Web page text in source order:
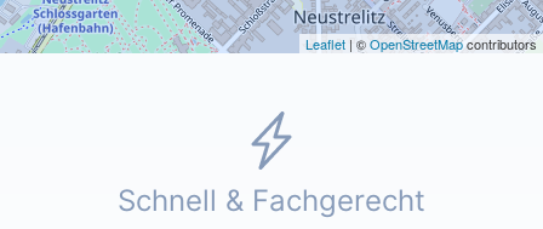
Leaflet | ©OpenStreetMapcontributors
Schnell & Fachgerecht